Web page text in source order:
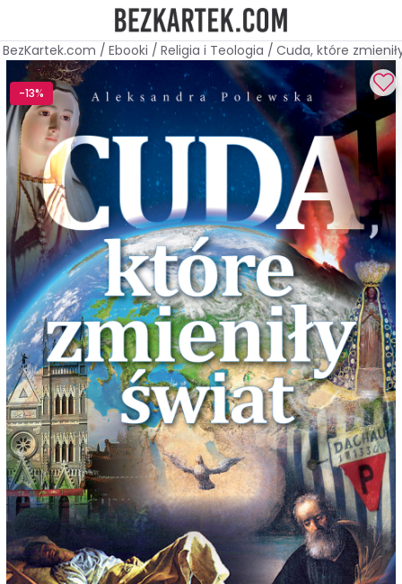
BezKartek.com / Ebooki / Religia i Teologia / Cuda, które
-13%